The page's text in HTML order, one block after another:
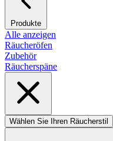
Produkte
Alle anzeigen
Räucheröfen
Zubehör
Räucherspäne
Wählen Sie Ihren Räucherstil